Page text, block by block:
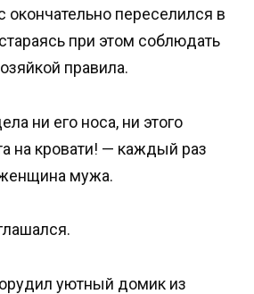
переселился в
при этом соблюдать
правила.
ни его носа, ни этого
на кровати! — каждый раз
мужа.
уютный домик из